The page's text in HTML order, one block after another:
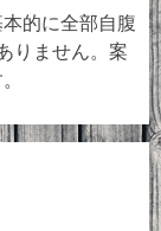
的に全部自腹
りません。案